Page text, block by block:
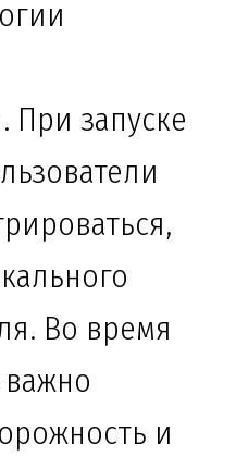
При запуске
Во время
и